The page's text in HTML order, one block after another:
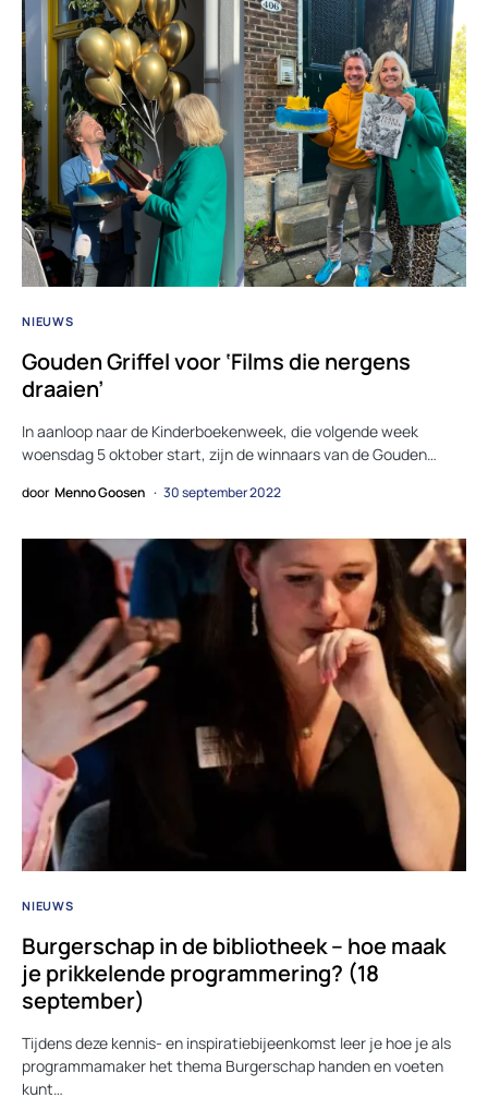
NIEUWS
Gouden Griffel voor ‘Films die nergens
draaien’
In aanloop naar de Kinderboekenweek, die volgende week
woensdag 5 oktober start, zijn de winnaars van de Gouden…
door Menno Goosen 30 september 2022
NIEUWS
Burgerschap in de bibliotheek – hoe maak
je prikkelende programmering? (18
september)
Tijdens deze kennis- en inspiratiebijeenkomst leer je hoe je als
programmamaker het thema Burgerschap handen en voeten
kunt…